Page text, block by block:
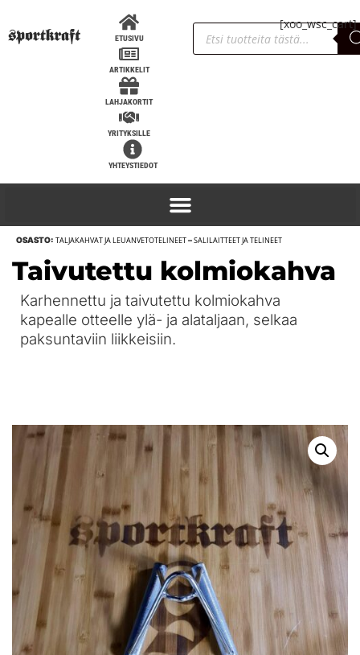
ETUSIVU
ARTIKKELIT
LAHJAKORTIT
YRITYKSILLE
YHTEYSTIEDOT
[xoo_wsc_cart]
OSASTO: TALJAKAHVAT JA LEUANVETOTELINEET–SALILAITTEET JA TELINEET
Taivutettu kolmiokahva
Karhennettu ja taivutettu kolmiokahva
kapealle otteelle ylä- ja alataljaan, selkaa
paksuntaviin liikkeisiin.